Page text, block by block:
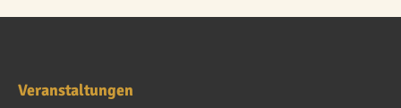
Veranstaltungen